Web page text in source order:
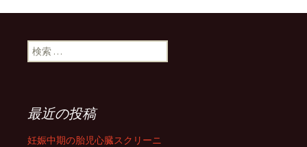
検索:
最近の投稿
妊娠中期の胎児心臓スクリーニ